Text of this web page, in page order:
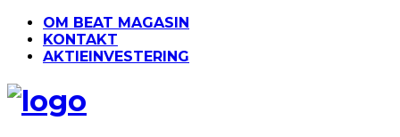
OM BEAT MAGASIN
KONTAKT
AKTIEINVESTERING